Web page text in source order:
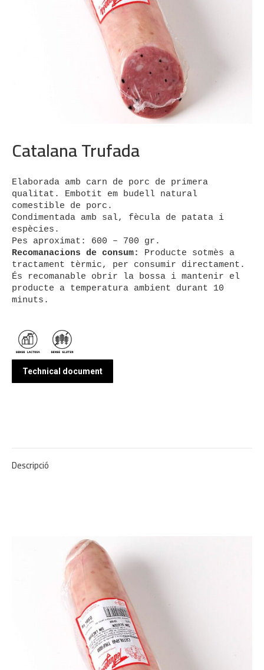
Catalana Trufada
Elaborada amb carn de porc de primera
qualitat. Embotit em budell natural
comestible de porc.
Condimentada amb sal, fècula de patata i
espècies.
Recomanacions de consum:
Producte sotmès a
tractament tèrmic, per consumir directament.
És recomanable obrir la bossa i mantenir el
producte a temperatura ambient durant 10
minuts.
Technical document
Descripció